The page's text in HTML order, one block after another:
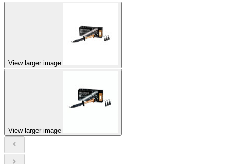
View larger image
View larger image